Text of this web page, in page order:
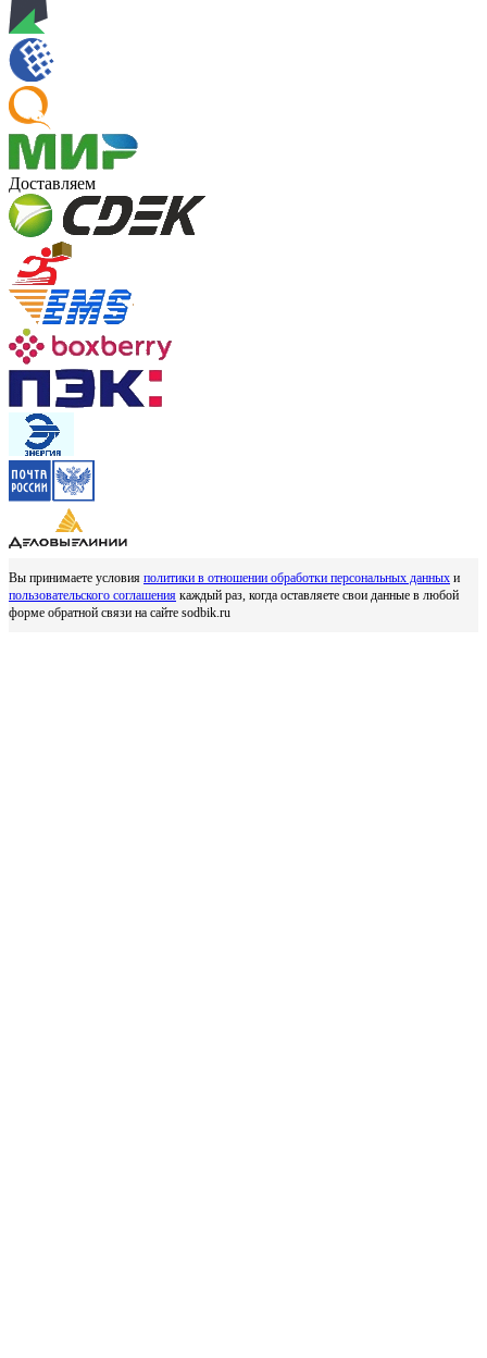
Доставляем
Вы принимаете условия политики в отношении обработки персональных данных и
пользовательского соглашения каждый раз, когда оставляете свои данные в любой
форме обратной связи на сайте sodbik.ru